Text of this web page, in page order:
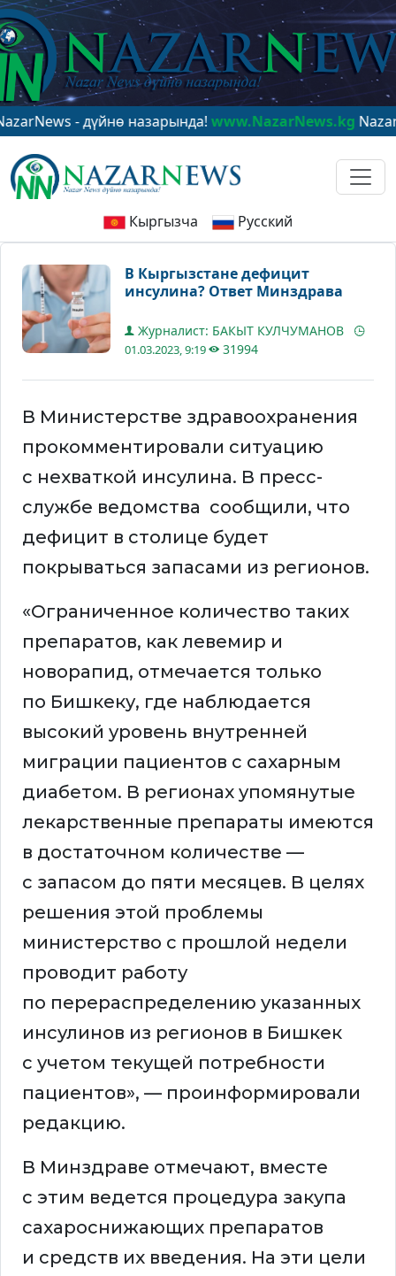
- дүйнө назарында!www.NazarNews.kgNazarNews
Кыргызча Русский
В Кыргызстане дефицит
инсулина? Ответ Минздрава
Журналист: БАКЫТ КУЛЧУМАНОВ
01.03.2023, 9:19 31994
В Министерстве здравоохранения
прокомментировали ситуацию
с нехваткой инсулина. В пресс-
службе ведомства сообщили, что
дефицит в столице будет
покрываться запасами из регионов.
«Ограниченное количество таких
препаратов, как левемир и
новорапид, отмечается только
по Бишкеку, где наблюдается
высокий уровень внутренней
миграции пациентов с сахарным
диабетом. В регионах упомянутые
лекарственные препараты имеются
в достаточном количестве —
с запасом до пяти месяцев. В целях
решения этой проблемы
министерство с прошлой недели
проводит работу
по перераспределению указанных
инсулинов из регионов в Бишкек
с учетом текущей потребности
пациентов», — проинформировали
редакцию.
В Минздраве отмечают, вместе
с этим ведется процедура закупа
сахароснижающих препаратов
и средств их введения. На эти цели